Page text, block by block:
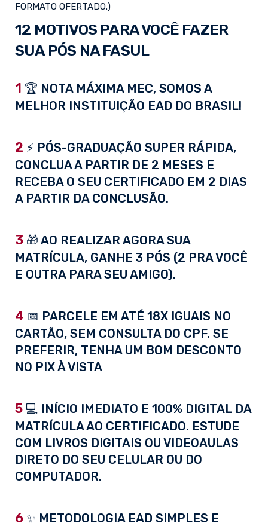
FORMATO OFERTADO.)
12 MOTIVOS PARA VOCÊ FAZER
SUA PÓS NA FASUL
1 🏆 NOTA MÁXIMA MEC, SOMOS A
MELHOR INSTITUIÇÃO EAD DO BRASIL!
2 ⚡ PÓS-GRADUAÇÃO SUPER RÁPIDA,
CONCLUA A PARTIR DE 2 MESES E
RECEBA O SEU CERTIFICADO EM 2 DIAS
A PARTIR DA CONCLUSÃO.
3 🎁 AO REALIZAR AGORA SUA
MATRÍCULA, GANHE 3 PÓS (2 PRA VOCÊ
E OUTRA PARA SEU AMIGO).
4 📅 PARCELE EM ATÉ 18X IGUAIS NO
CARTÃO, SEM CONSULTA DO CPF. SE
PREFERIR, TENHA UM BOM DESCONTO
NO PIX À VISTA
5 💻 INÍCIO IMEDIATO E 100% DIGITAL DA
MATRÍCULA AO CERTIFICADO. ESTUDE
COM LIVROS DIGITAIS OU VIDEOAULAS
DIRETO DO SEU CELULAR OU DO
COMPUTADOR.
6 ✨ METODOLOGIA EAD SIMPLES E